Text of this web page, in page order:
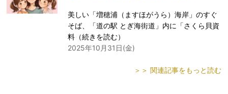
美しい「増穂浦（ますほがうら）海岸」のすぐ
そば、「道の駅 とぎ海街道」内に「さくら貝資
料（続きを読む）
2025年10月31日(金)
＞＞ 関連記事をもっと読む